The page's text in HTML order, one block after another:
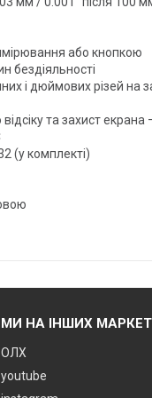
або кнопкою
бездіяльності
і дюймових різей на
та захист екрана
(у комплекті)
МИ НА ІНШИХ
ОЛХ
youtube